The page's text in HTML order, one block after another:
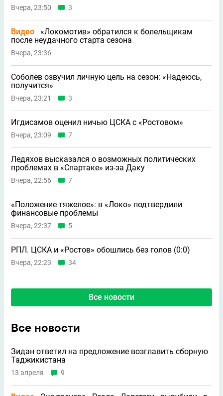
Вчера, 23:50 3
Видео
«Локомотив» обратился к болельщикам
после неудачного старта сезона
Вчера, 23:36
Соболев озвучил личную цель на сезон: «Надеюсь,
получится»
Вчера, 23:21 3
Игдисамов оценил ничью ЦСКА с «Ростовом»
Вчера, 23:09 7
Ледяхов высказался о возможных политических
проблемах в «Спартаке» из-за Даку
Вчера, 22:56 7
«Положение тяжелое»: в «Локо» подтвердили
финансовые проблемы
Вчера, 22:37 5
РПЛ. ЦСКА и «Ростов» обошлись без голов (0:0)
Вчера, 22:23 34
Все новости
Все новости
Зидан ответил на предложение возглавить сборную
Таджикистана
13 апреля 9